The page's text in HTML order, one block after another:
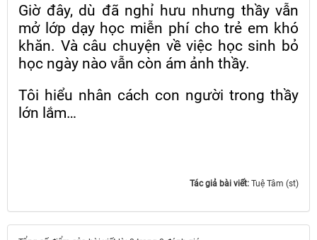
Giờ đây, dù đã nghỉ hưu nhưng thầy vẫn
mở lớp dạy học miễn phí cho trẻ em khó
khăn. Và câu chuyện về việc học sinh bỏ
học ngày nào vẫn còn ám ảnh thầy.
Tôi hiểu nhân cách con người trong thầy
lớn lắm…
Tác giả bài viết: Tuệ Tâm (st)